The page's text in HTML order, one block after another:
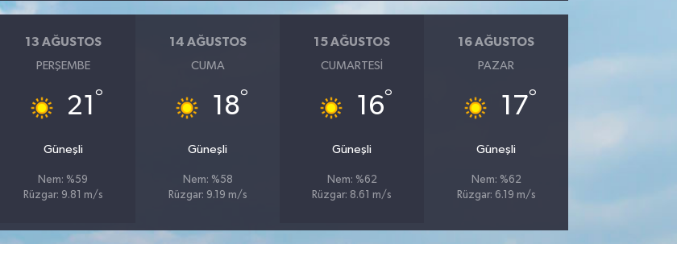
13 AĞUSTOS
PERŞEMBE
21 °
Güneşli
Nem: %59
Rüzgar: 9.81 m/s
14 AĞUSTOS
CUMA
18°
Güneşli
Nem: %58
Rüzgar: 9.19 m/s
15 AĞUSTOS
CUMARTESI
16°
Güneşli
Nem: %62
Rüzgar: 8.61 m/s
16 AĞUSTOS
PAZAR
17°
Güneşli
Nem: %62
Rüzgar: 6.19 m/s